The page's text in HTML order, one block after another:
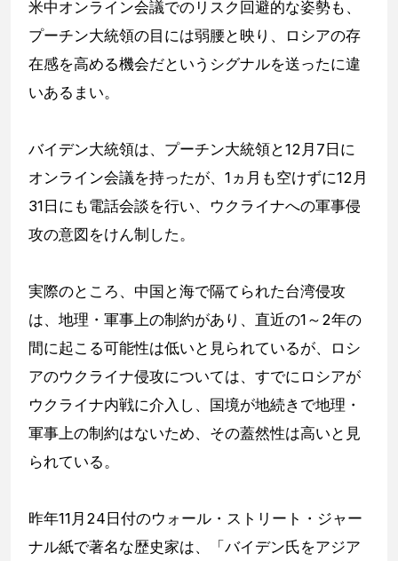
米中オンライン会議でのリスク回避的な姿勢も、
プーチン大統領の目には弱腰と映り、ロシアの存
在感を高める機会だというシグナルを送ったに違
いあるまい。
バイデン大統領は、プーチン大統領と12月7日に
オンライン会議を持ったが、1ヵ月も空けずに12月
31日にも電話会談を行い、ウクライナへの軍事侵
攻の意図をけん制した。
実際のところ、中国と海で隔てられた台湾侵攻
は、地理・軍事上の制約があり、直近の1～2年の
間に起こる可能性は低いと見られているが、ロシ
アのウクライナ侵攻については、すでにロシアが
ウクライナ内戦に介入し、国境が地続きで地理・
軍事上の制約はないため、その蓋然性は高いと見
られている。
昨年11月24日付のウォール・ストリート・ジャー
ナル紙で著名な歴史家は、「バイデン氏をアジア